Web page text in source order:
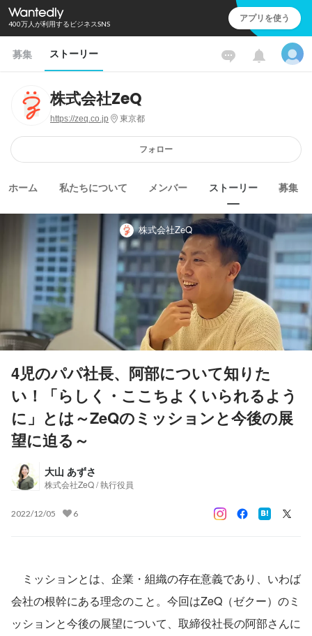
400万人が利用するビジネスSNS アプリを使う
募集 ストーリー
株式会社ZeQ
https://zeq.co.jp 東京都
フォロー
ホーム 私たちについて メンバー ストーリー 募集
株式会社ZeQ
4児のパパ社長、阿部について知りた
い！「らしく・ここちよくいられるよう
に」とは～ZeQのミッションと今後の展
望に迫る～
大山 あずさ
株式会社ZeQ / 執行役員
2022/12/05 6
ミッションとは、企業・組織の存在意義であり、いわば
会社の根幹にある理念のこと。今回はZeQ（ゼクー）のミ
ッションと今後の展望について、取締役社長の阿部さんに